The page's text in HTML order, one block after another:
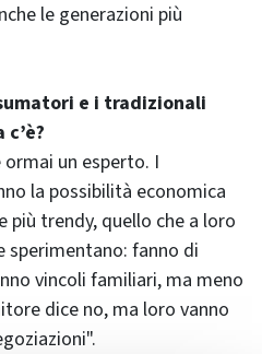
le generazioni più
e i tradizionali
un esperto. I
la possibilità economica
più trendy, quello che a loro
sperimentano: fanno di
vincoli familiari, ma meno
dice no, ma loro vanno